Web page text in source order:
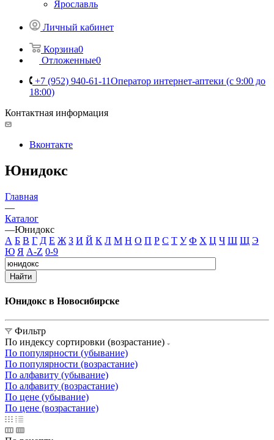
Ярославль
Личный кабинет
Корзина0
Отложенные0
+7 (952) 940-61-11Оператор интернет-аптеки (с 9:00 до
18:00)
Контактная информация
Вконтакте
Юнидокс
Главная
—
Каталог
—Юнидокс
А Б В Г Д Е Ж З И Й К Л М Н О П Р С Т У Ф Х Ц Ч Ш Щ Э
Ю Я A-Z 0-9
Найти
Юнидокс в Новосибирске
Фильтр
По индексу сортировки (возрастание)
По популярности (убывание)
По популярности (возрастание)
По алфавиту (убывание)
По алфавиту (возрастание)
По цене (убывание)
По цене (возрастание)